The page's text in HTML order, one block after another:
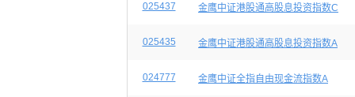
025437 金鹰中证港股通高股息投资指数C
025435 金鹰中证港股通高股息投资指数A
024777 金鹰中证全指自由现金流指数A